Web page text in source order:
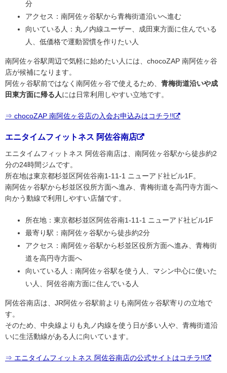
分
アクセス：南阿佐ヶ谷駅から青梅街道沿いへ進む
向いている人：丸ノ内線ユーザー、成田東方面に住んでいる
人、低価格で運動習慣を作りたい人
南阿佐ヶ谷駅周辺で気軽に始めたい人には、chocoZAP 南阿佐ヶ谷
店が候補になります。
阿佐ヶ谷駅前ではなく南阿佐ヶ谷で使えるため、 青梅街道沿いや成
田東方面に帰る人には日常利用しやすい立地です。
⇒ chocoZAP 南阿佐ヶ谷店の入会お申込みはコチラ!!
エニタイムフィットネス 阿佐谷南店
エニタイムフィットネス 阿佐谷南店は、南阿佐ヶ谷駅から徒歩約2
分の24時間ジムです。
所在地は東京都杉並区阿佐谷南1-11-1 ニューアド社ビル1F。
南阿佐ヶ谷駅から杉並区役所方面へ進み、青梅街道を高円寺方面へ
向かう動線で利用しやすい店舗です。
所在地：東京都杉並区阿佐谷南1-11-1 ニューアド社ビル1F
最寄り駅：南阿佐ヶ谷駅から徒歩約2分
アクセス：南阿佐ヶ谷駅から杉並区役所方面へ進み、青梅街
道を高円寺方面へ
向いている人：南阿佐ヶ谷駅を使う人、マシン中心に使いた
い人、阿佐谷南方面に住んでいる人
阿佐谷南店は、JR阿佐ヶ谷駅前よりも南阿佐ヶ谷駅寄りの立地で
す。
そのため、中央線よりも丸ノ内線を使う日が多い人や、青梅街道沿
いに生活動線がある人に向いています。
⇒ エニタイムフィットネス 阿佐谷南店の公式サイトはコチラ!!